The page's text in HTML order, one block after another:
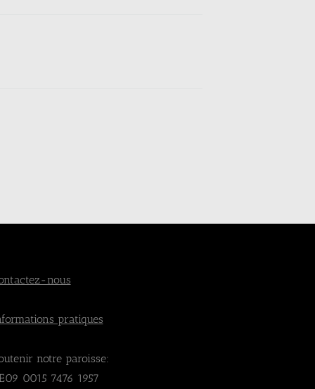
nous
pratiques
notre paroisse:
0015 7476 1957